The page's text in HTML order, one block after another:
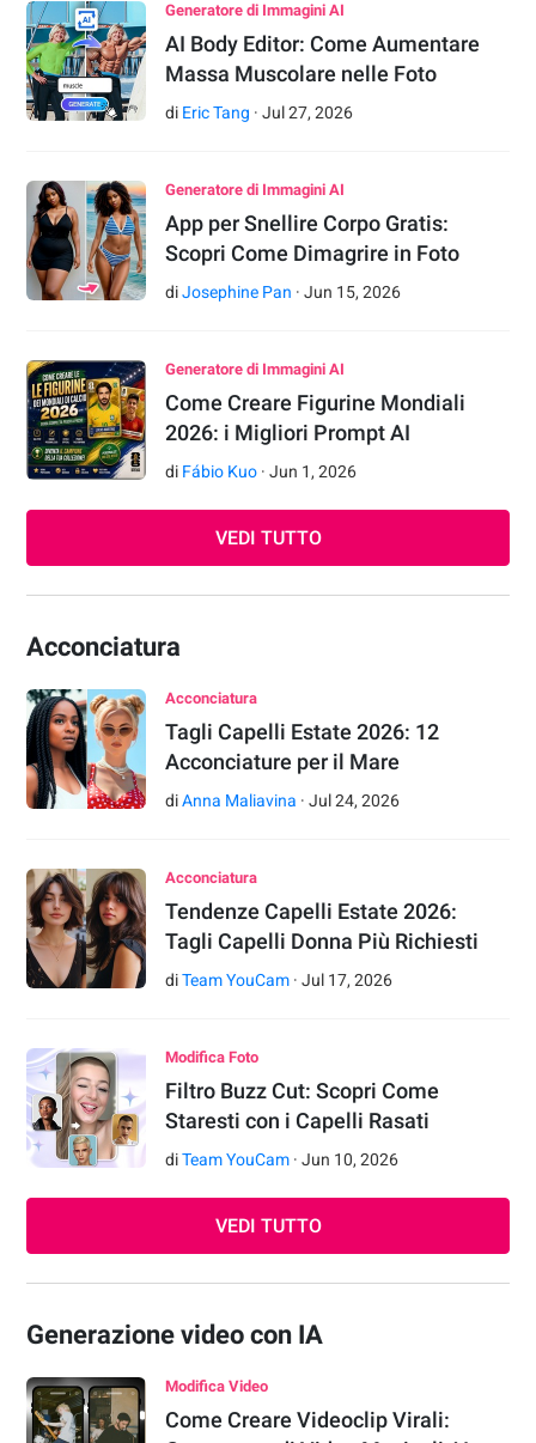
Generatore di Immagini AI
AI Body Editor: Come Aumentare
Massa Muscolare nelle Foto
di Eric Tang ·Jul 27,2026
Generatore di Immagini AI
App per Snellire Corpo Gratis:
Scopri Come Dimagrire in Foto
diJosephine Pan ·Jun 15,2026
Generatore di Immagini AI
Come Creare Figurine Mondiali
2026: i Migliori Prompt AI
di Fábio Kuo ·Jun 1,2026
VEDI TUTTO
Acconciatura
Acconciatura
Tagli Capelli Estate 2026: 12
Acconciature per il Mare
diAnna Maliavina ·Jul 24,2026
Acconciatura
Tendenze Capelli Estate 2026:
Tagli Capelli Donna Più Richiesti
diTeam YouCam ·Jul 17,2026
Modifica Foto
Filtro Buzz Cut: Scopri Come
Staresti con i Capelli Rasati
diTeam YouCam ·Jun 10,2026
VEDI TUTTO
Generazione video con IA
Modifica Video
Come Creare Videoclip Virali: